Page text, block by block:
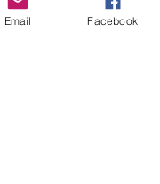
Email Facebook